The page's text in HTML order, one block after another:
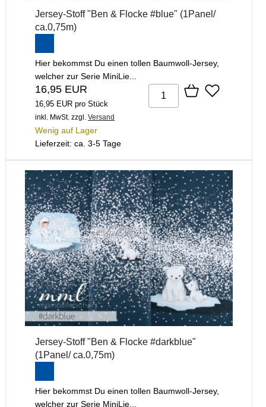
Jersey-Stoff "Ben & Flocke #blue" (1Panel/
ca.0,75m)
Hier bekommst Du einen tollen Baumwoll-Jersey,
welcher zur Serie MiniLie...
16,95 EUR
16,95 EUR pro Stück
inkl. MwSt. zzgl. Versand
Wenig auf Lager
Lieferzeit: ca. 3-5 Tage
Jersey-Stoff "Ben & Flocke #darkblue"
(1Panel/ ca.0,75m)
Hier bekommst Du einen tollen Baumwoll-Jersey,
welcher zur Serie MiniLie...